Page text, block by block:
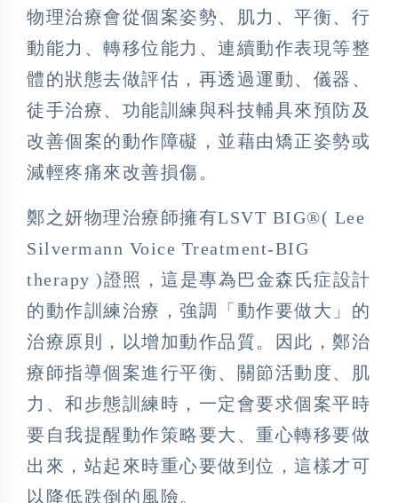
物理治療會從個案姿勢、肌力、平衡、行
動能力、轉移位能力、連續動作表現等整
體的狀態去做評估，再透過運動、儀器、
徒手治療、功能訓練與科技輔具來預防及
改善個案的動作障礙，並藉由矯正姿勢或
減輕疼痛來改善損傷。
鄭之妍物理治療師擁有LSVT BIG®( Lee
Silvermann Voice Treatment-BIG
therapy )證照，這是專為巴金森氏症設計
的動作訓練治療，強調「動作要做大」的
治療原則，以增加動作品質。因此，鄭治
療師指導個案進行平衡、關節活動度、肌
力、和步態訓練時，一定會要求個案平時
要自我提醒動作策略要大、重心轉移要做
出來，站起來時重心要做到位，這樣才可
以降低跌倒的風險。